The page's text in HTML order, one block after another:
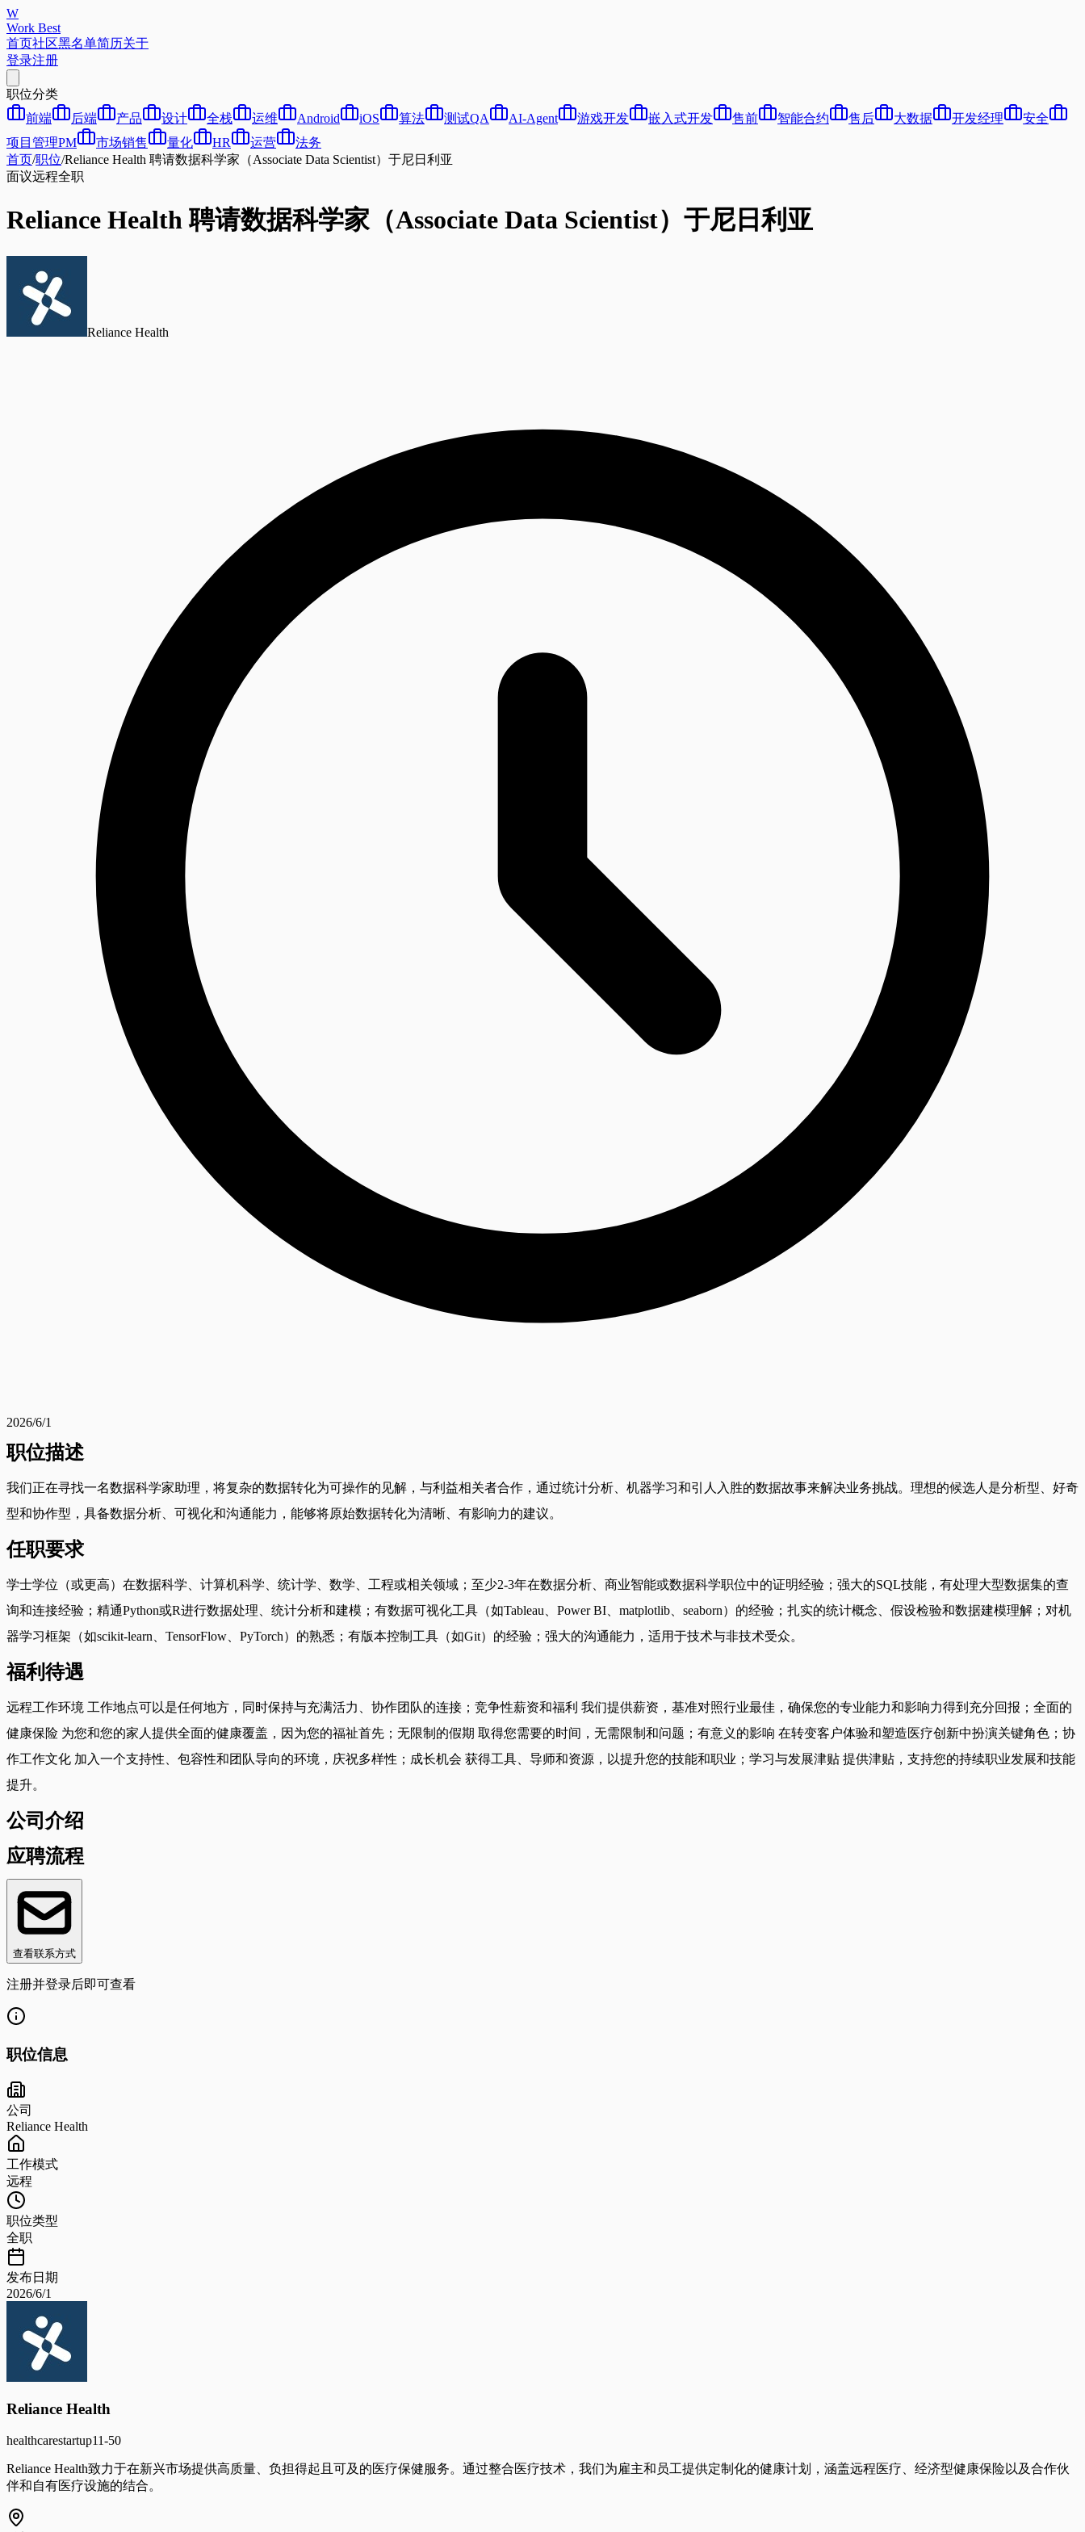
W
Work Best
首页社区黑名单简历关于
登录注册
职位分类
前端
后端 产品 设计 全栈 运维 Android iOS 算法 测试QA AI-Agent 游戏开发 嵌入式开发 售前 智能合约 售后 大数据 开发经理
安全
项目管理PM
市场销售 量化 HR 运营
法务
首页/职位/Reliance Health 聘请数据科学家（Associate Data Scientist）于尼日利亚
面议远程全职
Reliance Health 聘请数据科学家（Associate Data Scientist）于尼日利亚
Reliance Health
2026/6/1
职位描述
我们正在寻找一名数据科学家助理，将复杂的数据转化为可操作的见解，与利益相关者合作，通过统计分析、机器学习和引人入胜的数据故事来解决业务挑战。理想的候选人是分析型、好奇
型和协作型，具备数据分析、可视化和沟通能力，能够将原始数据转化为清晰、有影响力的建议。
任职要求
学士学位（或更高）在数据科学、计算机科学、统计学、数学、工程或相关领域；至少2-3年在数据分析、商业智能或数据科学职位中的证明经验；强大的SQL技能，有处理大型数据集的查
询和连接经验；精通Python或R进行数据处理、统计分析和建模；有数据可视化工具（如Tableau、Power BI、matplotlib、seaborn）的经验；扎实的统计概念、假设检验和数据建模理解；对机
器学习框架（如scikit-learn、TensorFlow、PyTorch）的熟悉；有版本控制工具（如Git）的经验；强大的沟通能力，适用于技术与非技术受众。
福利待遇
远程工作环境 工作地点可以是任何地方，同时保持与充满活力、协作团队的连接；竞争性薪资和福利 我们提供薪资，基准对照行业最佳，确保您的专业能力和影响力得到充分回报；全面的
健康保险 为您和您的家人提供全面的健康覆盖，因为您的福祉首先；无限制的假期 取得您需要的时间，无需限制和问题；有意义的影响 在转变客户体验和塑造医疗创新中扮演关键角色；协
作工作文化 加入一个支持性、包容性和团队导向的环境，庆祝多样性；成长机会 获得工具、导师和资源，以提升您的技能和职业；学习与发展津贴 提供津贴，支持您的持续职业发展和技能
提升。
公司介绍
应聘流程
查看联系方式
注册并登录后即可查看
职位信息
公司
Reliance Health
工作模式
远程
职位类型
全职
发布日期
2026/6/1
Reliance Health
healthcarestartup11-50
Reliance Health致力于在新兴市场提供高质量、负担得起且可及的医疗保健服务。通过整合医疗技术，我们为雇主和员工提供定制化的健康计划，涵盖远程医疗、经济型健康保险以及合作伙
伴和自有医疗设施的结合。